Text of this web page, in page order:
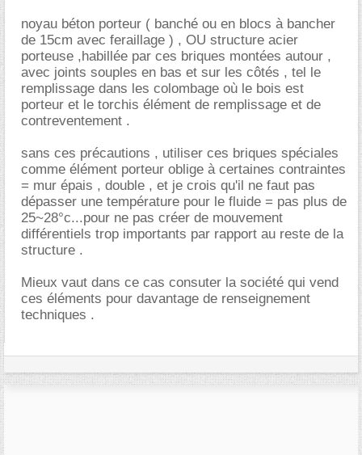
noyau béton porteur ( banché ou en blocs à bancher
de 15cm avec feraillage ) , OU structure acier
porteuse ,habillée par ces briques montées autour ,
avec joints souples en bas et sur les côtés , tel le
remplissage dans les colombage où le bois est
porteur et le torchis élément de remplissage et de
contreventement .
sans ces précautions , utiliser ces briques spéciales
comme élément porteur oblige à certaines contraintes
= mur épais , double , et je crois qu'il ne faut pas
dépasser une température pour le fluide = pas plus de
25~28°c...pour ne pas créer de mouvement
différentiels trop importants par rapport au reste de la
structure .
Mieux vaut dans ce cas consuter la société qui vend
ces éléments pour davantage de renseignement
techniques .